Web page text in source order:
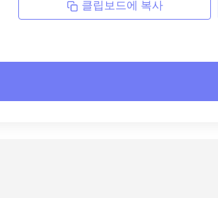
클립보드에 복사